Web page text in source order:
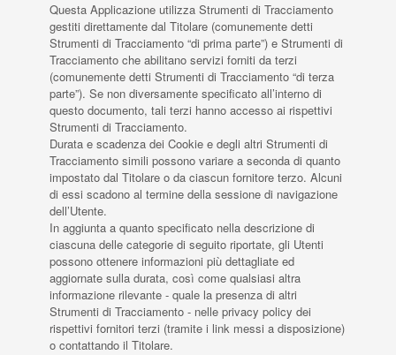
Questa Applicazione utilizza Strumenti di Tracciamento
gestiti direttamente dal Titolare (comunemente detti
Strumenti di Tracciamento “di prima parte”) e Strumenti di
Tracciamento che abilitano servizi forniti da terzi
(comunemente detti Strumenti di Tracciamento “di terza
parte”). Se non diversamente specificato all’interno di
questo documento, tali terzi hanno accesso ai rispettivi
Strumenti di Tracciamento.
Durata e scadenza dei Cookie e degli altri Strumenti di
Tracciamento simili possono variare a seconda di quanto
impostato dal Titolare o da ciascun fornitore terzo. Alcuni
di essi scadono al termine della sessione di navigazione
dell’Utente.
In aggiunta a quanto specificato nella descrizione di
ciascuna delle categorie di seguito riportate, gli Utenti
possono ottenere informazioni più dettagliate ed
aggiornate sulla durata, così come qualsiasi altra
informazione rilevante - quale la presenza di altri
Strumenti di Tracciamento - nelle privacy policy dei
rispettivi fornitori terzi (tramite i link messi a disposizione)
o contattando il Titolare.